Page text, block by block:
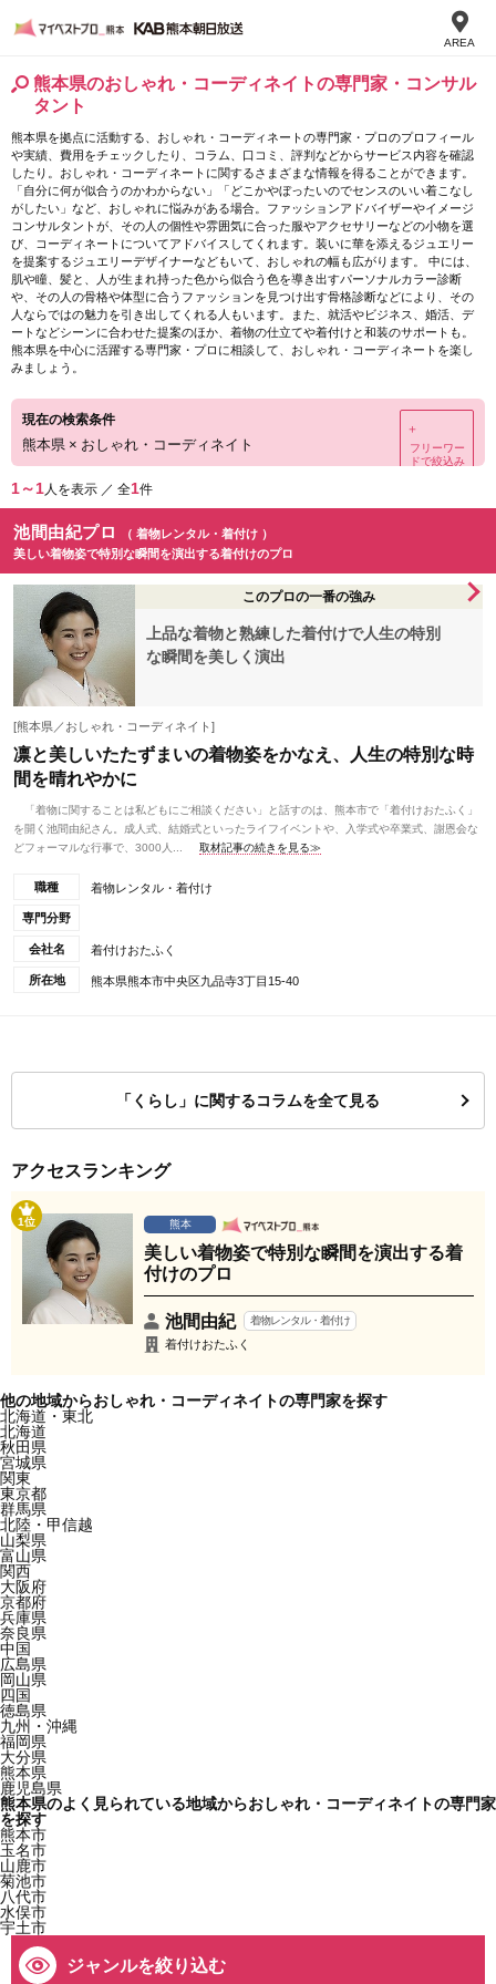
AREA
熊本県のおしゃれ・コーディネイトの専門家・コンサル
タント
熊本県を拠点に活動する、おしゃれ・コーディネートの専門家・プロのプロフィール
や実績、費用をチェックしたり、コラム、口コミ、評判などからサービス内容を確認
したり。おしゃれ・コーディネートに関するさまざまな情報を得ることができます。
「自分に何が似合うのかわからない」「どこかやぼったいのでセンスのいい着こなし
がしたい」など、おしゃれに悩みがある場合。ファッションアドバイザーやイメージ
コンサルタントが、その人の個性や雰囲気に合った服やアクセサリーなどの小物を選
び、コーディネートについてアドバイスしてくれます。装いに華を添えるジュエリー
を提案するジュエリーデザイナーなどもいて、おしゃれの幅も広がります。 中には、
肌や瞳、髪と、人が生まれ持った色から似合う色を導き出すパーソナルカラー診断
や、その人の骨格や体型に合うファッションを見つけ出す骨格診断などにより、その
人ならではの魅力を引き出してくれる人もいます。また、就活やビジネス、婚活、デ
ートなどシーンに合わせた提案のほか、着物の仕立てや着付けと和装のサポートも。
熊本県を中心に活躍する専門家・プロに相談して、おしゃれ・コーディネートを楽し
みましょう。
現在の検索条件
熊本県 × おしゃれ・コーディネイト
＋
フリーワー
ドで絞込み
1～1人を表示 ／ 全1件
池間由紀プロ
（ 着物レンタル・着付け ）
美しい着物姿で特別な瞬間を演出する着付けのプロ
このプロの一番の強み
上品な着物と熟練した着付けで人生の特別
な瞬間を美しく演出
[熊本県／おしゃれ・コーディネイト]
凛と美しいたたずまいの着物姿をかなえ、人生の特別な時
間を晴れやかに
「着物に関することは私どもにご相談ください」と話すのは、熊本市で「着付けおたふく」
を開く池間由紀さん。成人式、結婚式といったライフイベントや、入学式や卒業式、謝恩会な
どフォーマルな行事で、3000人...
取材記事の続きを見る≫
職種 着物レンタル・着付け
専門分野
会社名 着付けおたふく
所在地 熊本県熊本市中央区九品寺3丁目15-40
「くらし」に関するコラムを全て見る
アクセスランキング
1位 熊本
美しい着物姿で特別な瞬間を演出する着
付けのプロ
池間由紀 着物レンタル・着付け
着付けおたふく
他の地域からおしゃれ・コーディネイトの専門家を探す
北海道・東北
北海道
秋田県
宮城県
関東
東京都
群馬県
北陸・甲信越
山梨県
富山県
関西
大阪府
京都府
兵庫県
奈良県
中国
広島県
岡山県
四国
徳島県
九州・沖縄
福岡県
大分県
熊本県
鹿児島県
熊本県のよく見られている地域からおしゃれ・コーディネイトの専門家
を探す
熊本市
玉名市
山鹿市
菊池市
八代市
水俣市
宇土市
ジャンルを絞り込む